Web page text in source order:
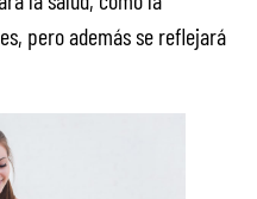
pero además se reflejará